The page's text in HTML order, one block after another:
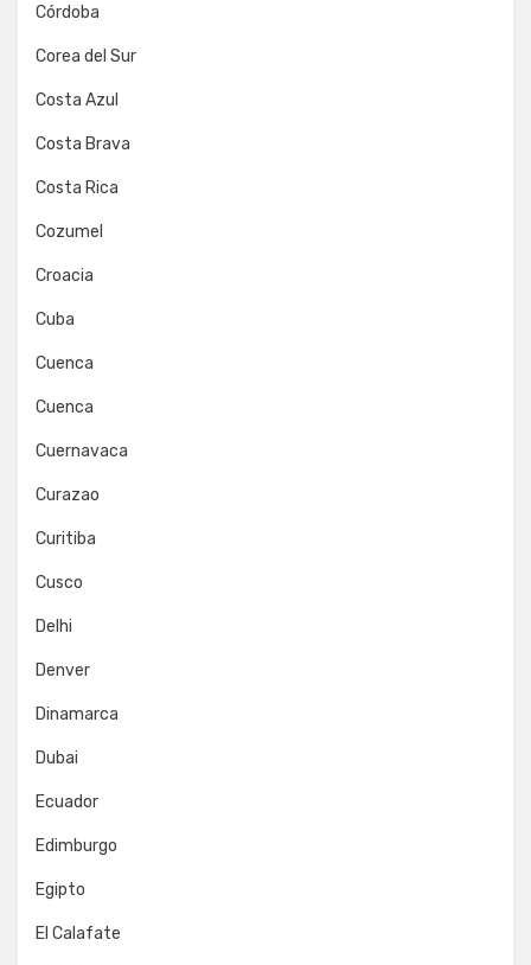
Córdoba
Corea del Sur
Costa Azul
Costa Brava
Costa Rica
Cozumel
Croacia
Cuba
Cuenca
Cuenca
Cuernavaca
Curazao
Curitiba
Cusco
Delhi
Denver
Dinamarca
Dubai
Ecuador
Edimburgo
Egipto
El Calafate